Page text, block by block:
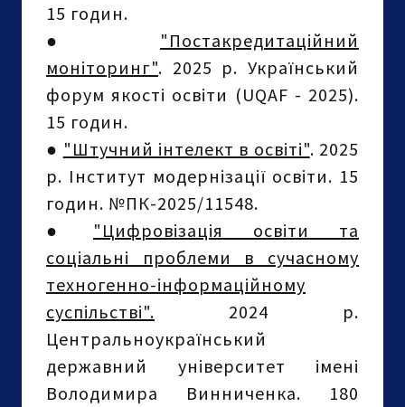
15 годин.
● "Постакредитаційний
моніторинг". 2025 р. Український
форум якості освіти (UQAF - 2025).
15 годин.
● "Штучний інтелект в освіті". 2025
р. Інститут модернізації освіти. 15
годин. №ПК-2025/11548.
● "Цифровізація освіти та
соціальні проблеми в сучасному
техногенно-інформаційному
суспільстві". 2024 р.
Центральноукраїнський
державний університет імені
Володимира Винниченка. 180